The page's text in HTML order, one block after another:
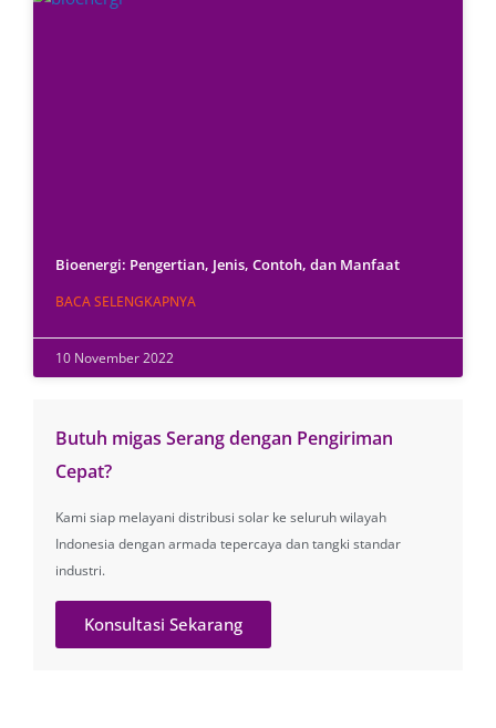
Bioenergi: Pengertian, Jenis, Contoh, dan Manfaat
BACA SELENGKAPNYA
10 November 2022
Butuh migas Serang dengan Pengiriman
Cepat?
Kami siap melayani distribusi solar ke seluruh wilayah
Indonesia dengan armada tepercaya dan tangki standar
industri.
Konsultasi Sekarang